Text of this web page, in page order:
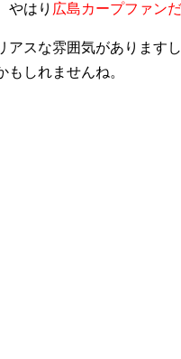
やはり 広島カープファン
スな雰囲気があります
しれませんね。